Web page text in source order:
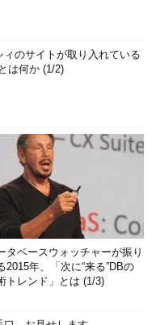
のサイトが取り入れている
は何か (1/2)
タベースウォッチャーが振り
2015年、「次に“来る”DBの
トレンド」とは (1/3)